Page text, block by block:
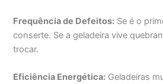
Frequência de Defeitos: Se é o
conserte. Se a geladeira vive
trocar.
Eficiência Energética: Geladeiras